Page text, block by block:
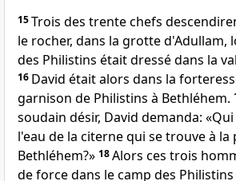
15Trois des trente chefs
le rocher, dans la grotte d'Adullam,
des Philistins était dressé dans la
16 David était alors dans la
garnison de Philistins à Bethléhem.
soudain désir, David demanda:
l'eau de la citerne qui se trouve à la
Bethléhem?» 18Alors ces trois
de force dans le camp des